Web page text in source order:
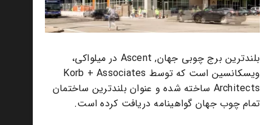
بلندترین برج چوبی جهان, Ascent در میلواکی،
ویسکانسین است که توسط Korb + Associates
Architects ساخته شده و عنوان بلندترین ساختمان
تمام چوب جهان گواهینامه دریافت کرده است.